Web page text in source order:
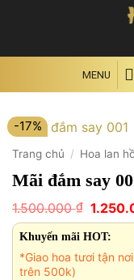
MENU
-17%
Trang chủ / Hoa lan
Mãi đắm say
1.500.000₫ Giá
gốc
là:
Khuyến mãi HOT:
*Giao hoa tươi tận
trên 500k)